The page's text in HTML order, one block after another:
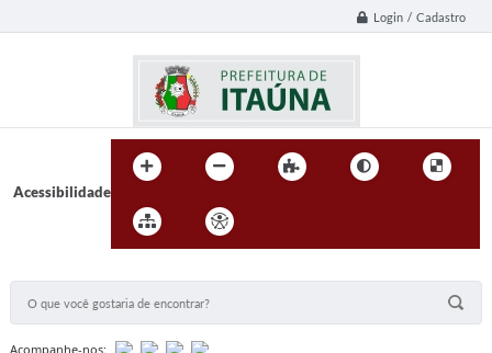
Login / Cadastro
Acessibilidade
Acompanhe-nos: